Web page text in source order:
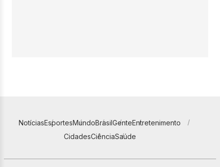
NotíciasEsportesMundoBrasilGenteEntretenimento
CidadesCiênciaSaúde